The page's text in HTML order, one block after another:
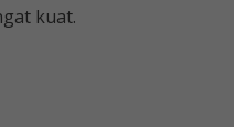
kuat.